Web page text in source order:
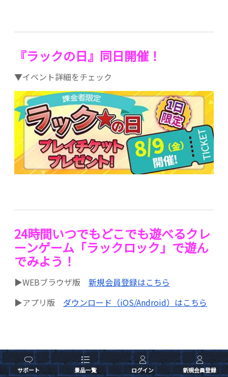
サポート 景品一覧 ログイン 新規会員登録
『ラックの日』同日開催！
▼イベント詳細をチェック
24時間いつでもどこでも遊べるクレ
ーンゲーム「ラックロック」で遊ん
でみよう！
▶WEBブラウザ版 新規会員登録はこちら
▶アプリ版 ダウンロード（iOS/Android）はこちら